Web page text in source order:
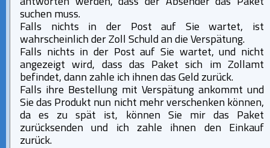
antworten werden, dass der Absender das Paket
suchen muss.
Falls nichts in der Post auf Sie wartet, ist
wahrscheinlich der Zoll Schuld an die Verspätung.
Falls nichts in der Post auf Sie wartet, und nicht
angezeigt wird, dass das Paket sich im Zollamt
befindet, dann zahle ich ihnen das Geld zurück.
Falls ihre Bestellung mit Verspätung ankommt und
Sie das Produkt nun nicht mehr verschenken können,
da es zu spät ist, können Sie mir das Paket
zurücksenden und ich zahle ihnen den Einkauf
zurück.